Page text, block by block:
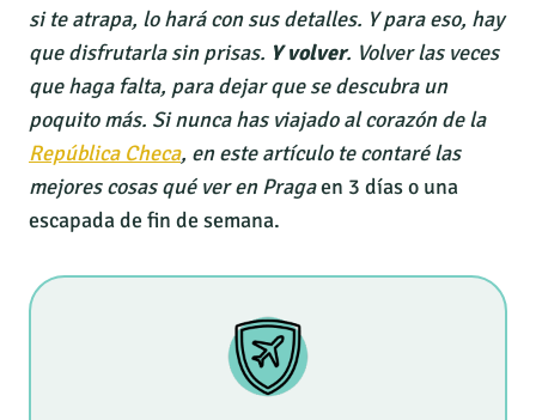
si te atrapa, lo hará con sus detalles. Y para eso, hay
que disfrutarla sin prisas. Y volver. Volver las veces
que haga falta, para dejar que se descubra un
poquito más. Si nunca has viajado al corazón de la
República Checa, en este artículo te contaré las
mejores cosas qué ver en Pragaen 3 días o una
escapada de fin de semana.